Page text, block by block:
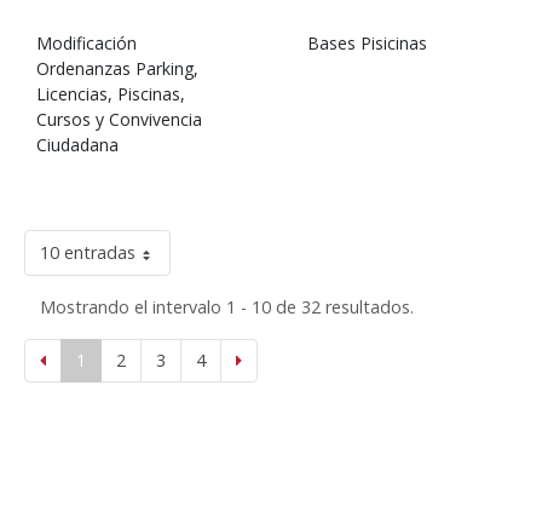
Modificación
Ordenanzas Parking,
Licencias, Piscinas,
Cursos y Convivencia
Ciudadana
Bases Pisicinas
10 entradas
Mostrando el intervalo 1 - 10 de 32 resultados.
1 2 3 4